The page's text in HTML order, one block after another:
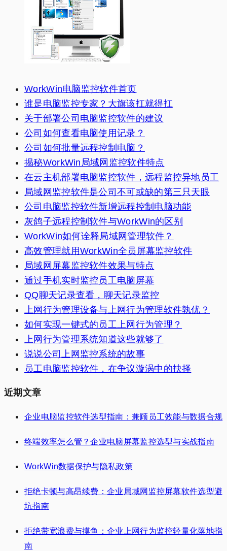
WorkWin电脑监控软件首页
谁是电脑监控专家？大旗该扛就得扛
关于部署公司电脑监控软件的建议
公司如何查看电脑使用记录？
公司如何批量远程控制电脑？
揭秘WorkWin局域网监控软件特点
在云主机部署电脑监控软件，远程监控异地员工
局域网监控软件是公司不可或缺的第三只天眼
公司电脑监控软件新增远程控制电脑功能
灰鸽子远程控制软件与WorkWin的区别
WorkWin如何诠释局域网管理软件？
高效管理就用WorkWin全员屏幕监控软件
局域网屏幕监控软件效果与特点
通过手机实时监控员工电脑屏幕
QQ聊天记录查看，聊天记录监控
上网行为管理设备与上网行为管理软件孰优？
如何实现一键式的员工上网行为管理？
上网行为管理系统知道这些就够了
说说公司上网监控系统的故事
员工电脑监控软件，在争议漩涡中的抉择
近期文章
企业电脑监控软件选型指南：兼顾员工效能与数据合规
终端效率怎么管？企业电脑屏幕监控选型与实战指南
WorkWin数据保护与隐私政策
拒绝卡顿与高昂续费：企业局域网监控屏幕软件选型避
坑指南
拒绝带宽浪费与摸鱼：企业上网行为监控轻量化落地指
南